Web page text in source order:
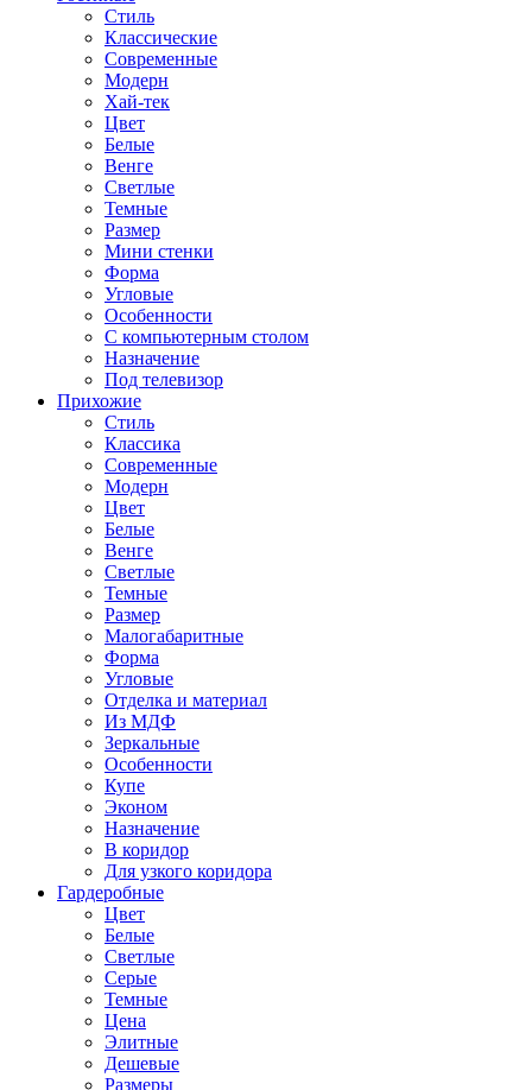
Стиль
Классические
Современные
Модерн
Хай-тек
Цвет
Белые
Венге
Светлые
Темные
Размер
Мини стенки
Форма
Угловые
Особенности
С компьютерным столом
Назначение
Под телевизор
Прихожие
Стиль
Классика
Современные
Модерн
Цвет
Белые
Венге
Светлые
Темные
Размер
Малогабаритные
Форма
Угловые
Отделка и материал
Из МДФ
Зеркальные
Особенности
Купе
Эконом
Назначение
В коридор
Для узкого коридора
Гардеробные
Цвет
Белые
Светлые
Серые
Темные
Цена
Элитные
Дешевые
Размеры